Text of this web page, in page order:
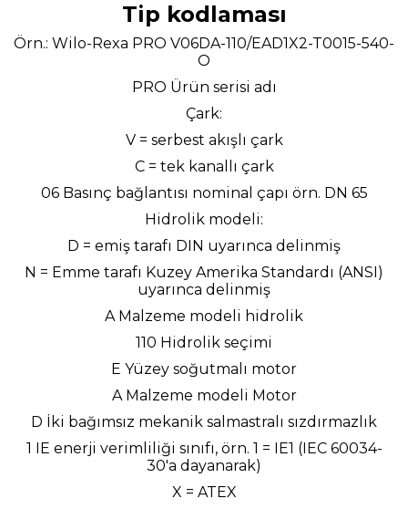
Tip kodlaması
Örn.: Wilo-Rexa PRO V06DA-110/EAD1X2-T0015-540-
O
PRO Ürün serisi adı
Çark:
V = serbest akışlı çark
C = tek kanallı çark
06 Basınç bağlantısı nominal çapı örn. DN 65
Hidrolik modeli:
D = emiş tarafı DIN uyarınca delinmiş
N = Emme tarafı Kuzey Amerika Standardı (ANSI)
uyarınca delinmiş
A Malzeme modeli hidrolik
110 Hidrolik seçimi
E Yüzey soğutmalı motor
A Malzeme modeli Motor
D İki bağımsız mekanik salmastralı sızdırmazlık
1 IE enerji verimliliği sınıfı, örn. 1 = IE1 (IEC 60034-
30'a dayanarak)
X = ATEX